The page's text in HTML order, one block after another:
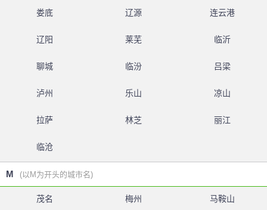
娄底 辽源 连云港
辽阳 莱芜 临沂
聊城 临汾 吕梁
泸州 乐山 凉山
拉萨 林芝 丽江
临沧
M (以M为开头的城市名)
茂名 梅州 马鞍山